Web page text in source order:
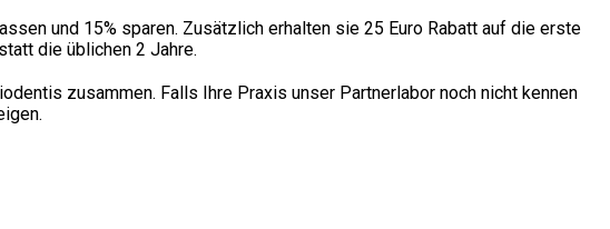
und 15% sparen. Zusätzlich erhalten sie 25 Euro Rabatt auf die erste
die üblichen 2 Jahre.
zusammen. Falls Ihre Praxis unser Partnerlabor noch nicht kennen